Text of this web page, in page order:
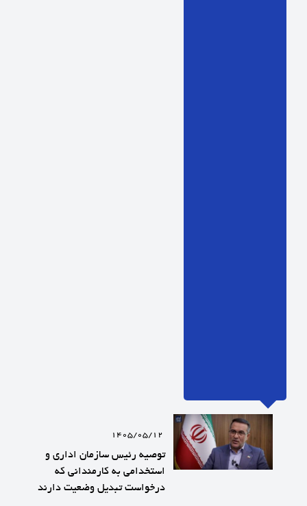
1405/05/12
توصیه رئیس سازمان اداری و
استخدامی به کارمندانی که
درخواست تبدیل وضعیت دارند